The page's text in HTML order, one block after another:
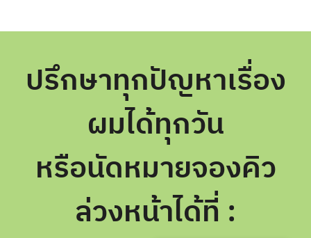
ปรึกษาทุกปัญหาเรื่อง
ผมได้ทุกวัน
หรือนัดหมายจองคิว
ล่วงหน้าได้ที่ :